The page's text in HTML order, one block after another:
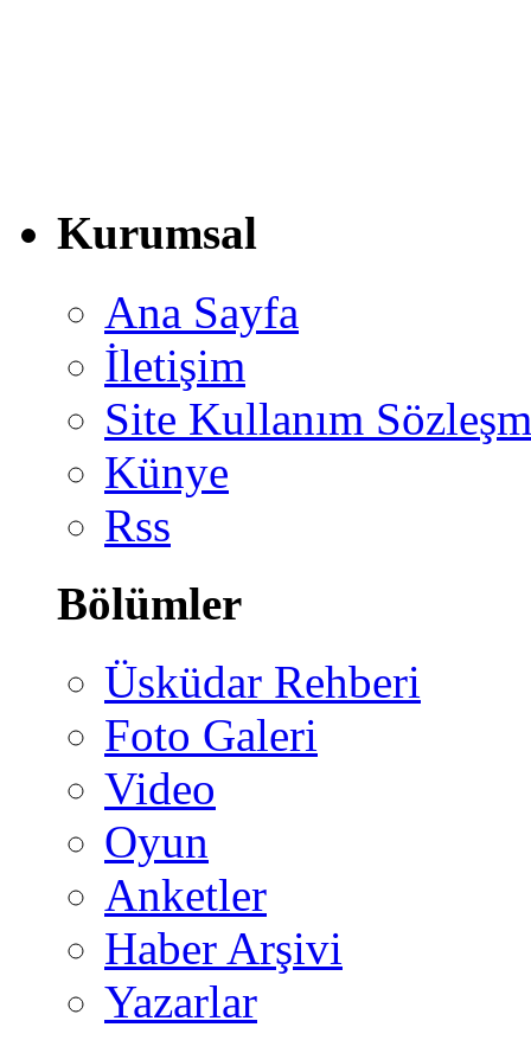
Kurumsal
Ana Sayfa
İletişim
Site Kullanım
Künye
Rss
Bölümler
Üsküdar Rehberi
Foto Galeri
Video
Oyun
Anketler
Haber Arşivi
Yazarlar